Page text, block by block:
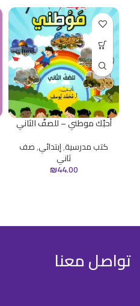
أحبّك موطني – للصفّ الثاني
كتب مدرسية,إبتدائي,صف
ثاني
₪44.00
تواصل معنا